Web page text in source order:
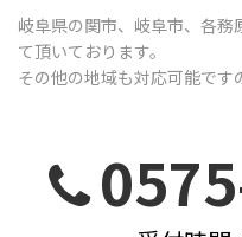
岐阜県の関市、岐阜市、各
て頂いております。
その他の地域も対応可能です